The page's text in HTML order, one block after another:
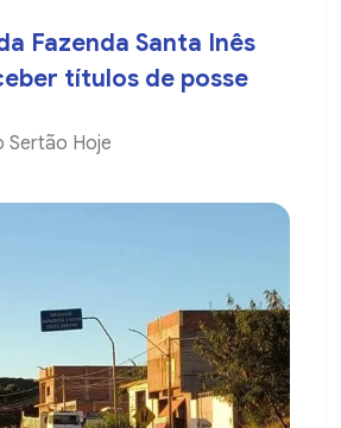
Fazenda Santa Inês
títulos de posse
Sertão Hoje